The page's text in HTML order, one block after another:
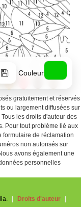
Couleur
gratuitement et réservés
ou largement diffusées sur
les droits d'auteur des
Pour tout problème lié aux
formulaire de réclamation
non autorisés sur
avons également une
personnelles
Droits d'auteur